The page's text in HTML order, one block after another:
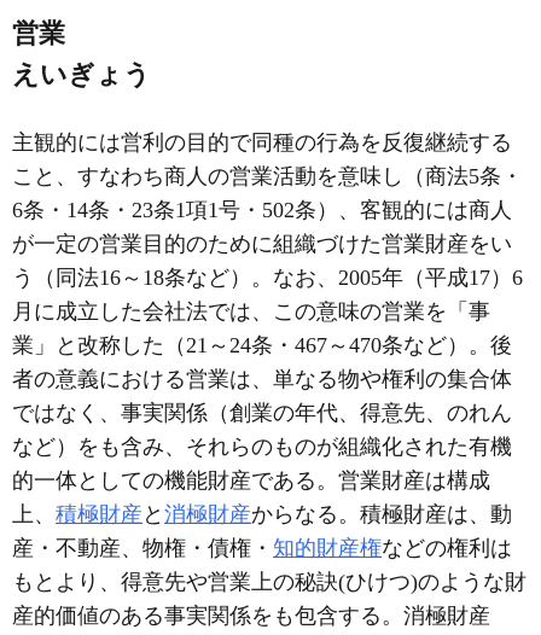
営業
えいぎょう
主観的には営利の目的で同種の行為を反復継続する
こと、すなわち商人の営業活動を意味し（商法5条・
6条・14条・23条1項1号・502条）、客観的には商人
が一定の営業目的のために組織づけた営業財産をい
う（同法16～18条など）。なお、2005年（平成17）6
月に成立した会社法では、この意味の営業を「事
業」と改称した（21～24条・467～470条など）。後
者の意義における営業は、単なる物や権利の集合体
ではなく、事実関係（創業の年代、得意先、のれん
など）をも含み、それらのものが組織化された有機
的一体としての機能財産である。営業財産は構成
上、 積極財産 と 消極財産からなる。積極財産は、動
産・不動産、物権・債権・ 知的財産権などの権利は
もとより、得意先や営業上の秘訣(ひけつ)のような財
産的価値のある事実関係をも包含する。消極財産